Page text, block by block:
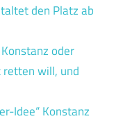
den Platz ab
oder
retten will, und
Idee“ Konstanz